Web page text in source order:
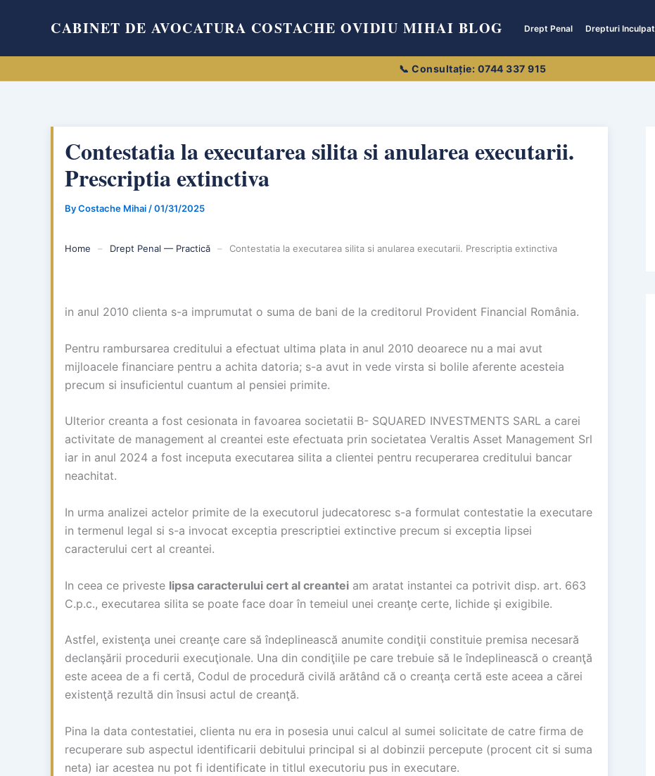
CABINET DE AVOCATURA COSTACHE OVIDIU MIHAI BLOG Drept Penal Drepturi Inculpat
Contestatia la executarea silita si anularea executarii.
Prescriptia extinctiva
ByCostache Mihai /01/31/2025
Home – Drept Penal — Practică – Contestatia la executarea silita si anularea executarii. Prescriptia extinctiva
in anul 2010 clienta s-a imprumutat o suma de bani de la creditorul Provident Financial România.
Pentru rambursarea creditului a efectuat ultima plata in anul 2010 deoarece nu a mai avut
mijloacele financiare pentru a achita datoria; s-a avut in vede virsta si bolile aferente acesteia
precum si insuficientul cuantum al pensiei primite.
Ulterior creanta a fost cesionata in favoarea societatii B- SQUARED INVESTMENTS SARL a carei
activitate de management al creantei este efectuata prin societatea Veraltis Asset Management Srl
iar in anul 2024 a fost inceputa executarea silita a clientei pentru recuperarea creditului bancar
neachitat.
In urma analizei actelor primite de la executorul judecatoresc s-a formulat contestatie la executare
in termenul legal si s-a invocat exceptia prescriptiei extinctive precum si exceptia lipsei
caracterului cert al creantei.
In ceea ce priveste lipsa caracterului cert al creantei am aratat instantei ca potrivit disp. art. 663
C.p.c., executarea silita se poate face doar în temeiul unei creanţe certe, lichide şi exigibile.
Astfel, existenţa unei creanţe care să îndeplinească anumite condiţii constituie premisa necesară
declanşării procedurii execuţionale. Una din condiţiile pe care trebuie să le îndeplinească o creanţă
este aceea de a fi certă, Codul de procedură civilă arătând că o creanţa certă este aceea a cărei
existenţă rezultă din însusi actul de creanţă.
Pina la data contestatiei, clienta nu era in posesia unui calcul al sumei solicitate de catre firma de
recuperare sub aspectul identificarii debitului principal si al dobinzii percepute (procent cit si suma
neta) iar acestea nu pot fi identificate in titlul executoriu pus in executare.